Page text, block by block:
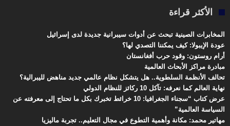
الأكثر قراءة
المخابرات الصينية تبحث عن أدوات سيبرانية جديدة لدى إسرائيل
عودة الإيبولا: كيف يمكننا التصدي لها؟
أرام روستون: وقود حرب أفغانستان
مبادرة مراكز الأبحاث العالمية
تحالف الأنظمة السلطوية.. هل يتشكل نظام عالمي جديد مناهض لليبرالية؟
نهاية العالم كما نعرفه: تآكل 10 ركائز للنظام الدولي
عرض كتاب “سجناء الجغرافيا: 10 خرائط تخبرك بكل ما تحتاج إلى معرفته عن
السياسة العالمية”
مهاتير محمد: مكانة وأهمية التطوع في مجال التعليم.. تجربة ماليزيا